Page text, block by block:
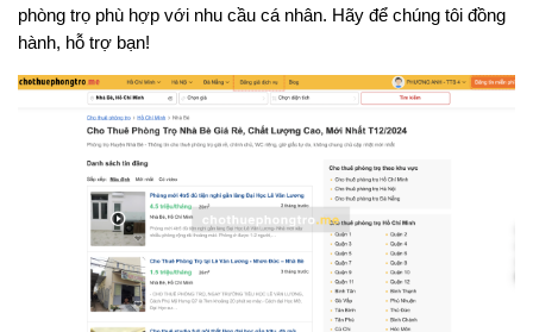
phòng trọ phù hợp với nhu cầu cá nhân. Hãy để chúng tôi đồng
hành, hỗ trợ bạn!